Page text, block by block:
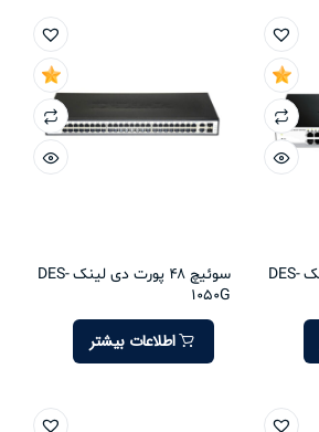
سوئیچ 28 پورت دی لینک DES-
سوئیچ 48 پورت دی لینک DES-
1050G
اطلاعات بیشتر